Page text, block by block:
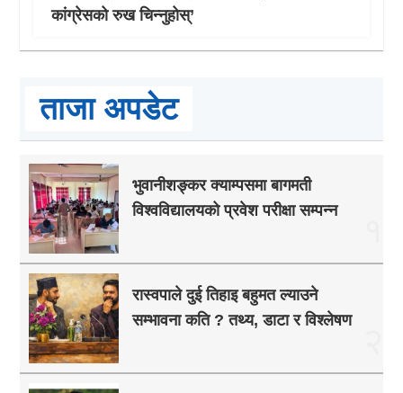
कांग्रेसको रुख चिन्नुहोस्’
ताजा अपडेट
भुवानीशङ्कर क्याम्पसमा बागमती
विश्वविद्यालयको प्रवेश परीक्षा सम्पन्न
रास्वपाले दुई तिहाइ बहुमत ल्याउने
सम्भावना कति ? तथ्य, डाटा र विश्लेषण